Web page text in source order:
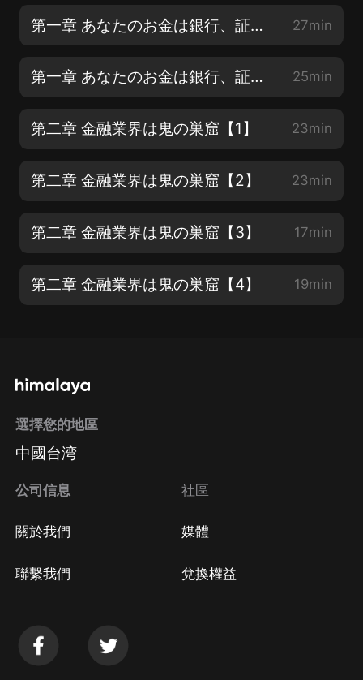
第一章 あなたのお金は銀行、証券、生保に狙われている【1】 27min
第一章 あなたのお金は銀行、証券、生保に狙われている【2】 25min
第二章 金融業界は鬼の巣窟【1】 23min
第二章 金融業界は鬼の巣窟【2】 23min
第二章 金融業界は鬼の巣窟【3】 17min
第二章 金融業界は鬼の巣窟【4】 19min
選擇您的地區
中國台湾
公司信息
關於我們
聯繫我們
社區
媒體
兌換權益